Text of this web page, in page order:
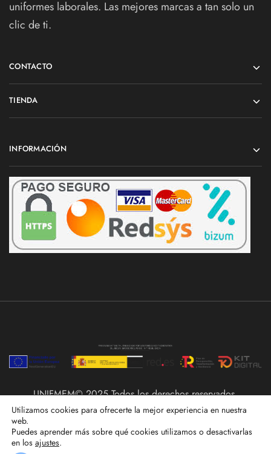
uniformes laborales. Las mejores marcas a tan solo un
clic de ti.
CONTACTO
TIENDA
INFORMACIÓN
UNIFMEM© 2025 Todos los derechos reservados.
Utilizamos cookies para ofrecerte la mejor experiencia en nuestra
web.
Puedes aprender más sobre qué cookies utilizamos o desactivarlas
en los ajustes.